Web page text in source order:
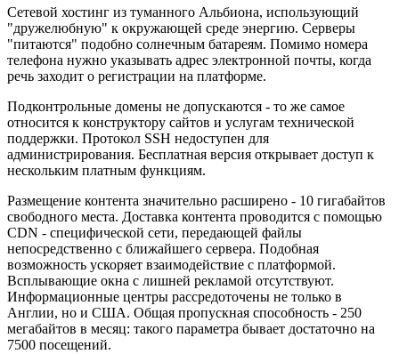
Сетевой хостинг из туманного Альбиона, использующий
"дружелюбную" к окружающей среде энергию. Серверы
"питаются" подобно солнечным батареям. Помимо номера
телефона нужно указывать адрес электронной почты, когда
речь заходит о регистрации на платформе.
Подконтрольные домены не допускаются - то же самое
относится к конструктору сайтов и услугам технической
поддержки. Протокол SSH недоступен для
администрирования. Бесплатная версия открывает доступ к
нескольким платным функциям.
Размещение контента значительно расширено - 10 гигабайтов
свободного места. Доставка контента проводится с помощью
CDN - специфической сети, передающей файлы
непосредственно с ближайшего сервера. Подобная
возможность ускоряет взаимодействие с платформой.
Всплывающие окна с лишней рекламой отсутствуют.
Информационные центры рассредоточены не только в
Англии, но и США. Общая пропускная способность - 250
мегабайтов в месяц: такого параметра бывает достаточно на
7500 посещений.